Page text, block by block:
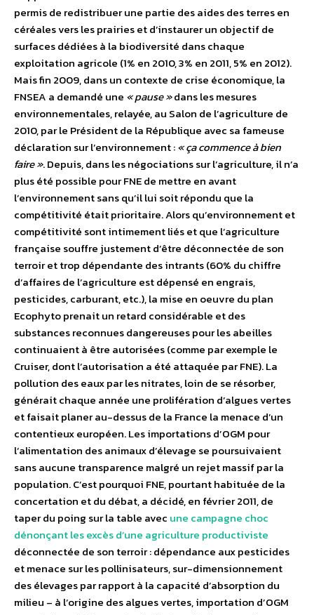
permis de redistribuer une partie des aides des terres en
céréales vers les prairies et d’instaurer un objectif de
surfaces dédiées à la biodiversité dans chaque
exploitation agricole (1% en 2010, 3% en 2011, 5% en 2012).
Mais fin 2009, dans un contexte de crise économique, la
FNSEA a demandé une « pause »dans les mesures
environnementales, relayée, au Salon de l’agriculture de
2010, par le Président de la République avec sa fameuse
déclaration sur l’environnement :« ça commence à bien
faire ». Depuis, dans les négociations sur l’agriculture, il n’a
plus été possible pour FNE de mettre en avant
l’environnement sans qu’il lui soit répondu que la
compétitivité était prioritaire. Alors qu’environnement et
compétitivité sont intimement liés et que l’agriculture
française souffre justement d’être déconnectée de son
terroir et trop dépendante des intrants (60% du chiffre
d’affaires de l’agriculture est dépensé en engrais,
pesticides, carburant, etc.), la mise en oeuvre du plan
Ecophyto prenait un retard considérable et des
substances reconnues dangereuses pour les abeilles
continuaient à être autorisées (comme par exemple le
Cruiser, dont l’autorisation a été attaquée par FNE). La
pollution des eaux par les nitrates, loin de se résorber,
générait chaque année une prolifération d’algues vertes
et faisait planer au-dessus de la France la menace d’un
contentieux européen. Les importations d’OGM pour
l’alimentation des animaux d’élevage se poursuivaient
sans aucune transparence malgré un rejet massif par la
population. C’est pourquoi FNE, pourtant habituée de la
concertation et du débat, a décidé, en février 2011, de
taper du poing sur la table avec une campagne choc
dénonçant les excès d’une agriculture productiviste
déconnectée de son terroir : dépendance aux pesticides
et menace sur les pollinisateurs, sur-dimensionnement
des élevages par rapport à la capacité d’absorption du
milieu – à l’origine des algues vertes, importation d’OGM